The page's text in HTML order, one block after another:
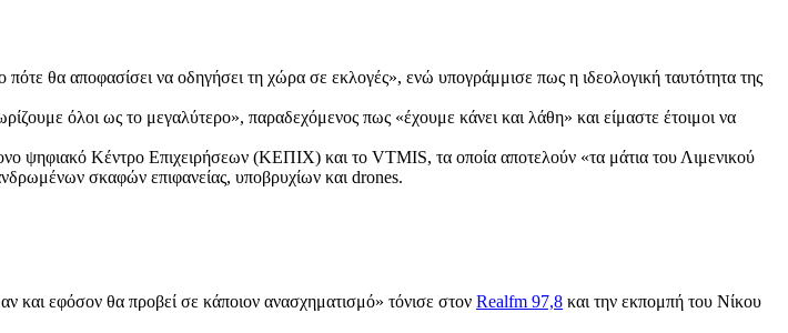
θα αποφασίσει να οδηγήσει τη χώρα σε εκλογές», ενώ υπογράμμισε πως η ιδεολογική ταυτότητα της
όλοι ως το μεγαλύτερο», παραδεχόμενος πως «έχουμε κάνει και λάθη» και είμαστε έτοιμοι να
ψηφιακό Κέντρο Επιχειρήσεων (ΚΕΠΙΧ) και το VTMIS, τα οποία αποτελούν «τα μάτια του Λιμενικού
σκαφών επιφανείας, υποβρυχίων και drones.
και εφόσον θα προβεί σε κάποιον ανασχηματισμό» τόνισε στον Realfm 97,8 και την εκπομπή του Νίκου